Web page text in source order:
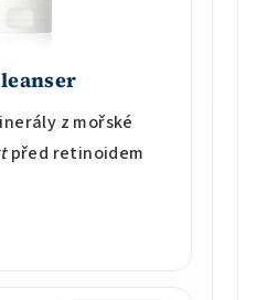
z mořské
před retinoidem